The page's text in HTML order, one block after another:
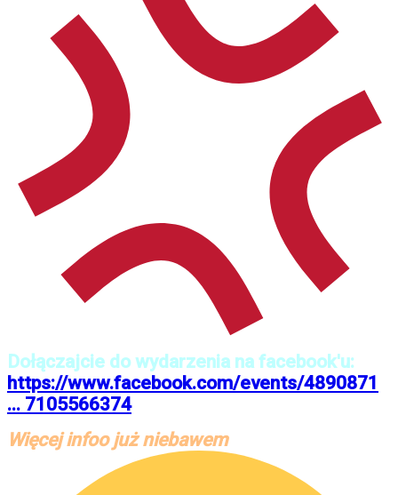
Dołączajcie do wydarzenia na facebook'u:
https://www.facebook.com/events/4890871
... 7105566374
Więcej infoo już niebawem